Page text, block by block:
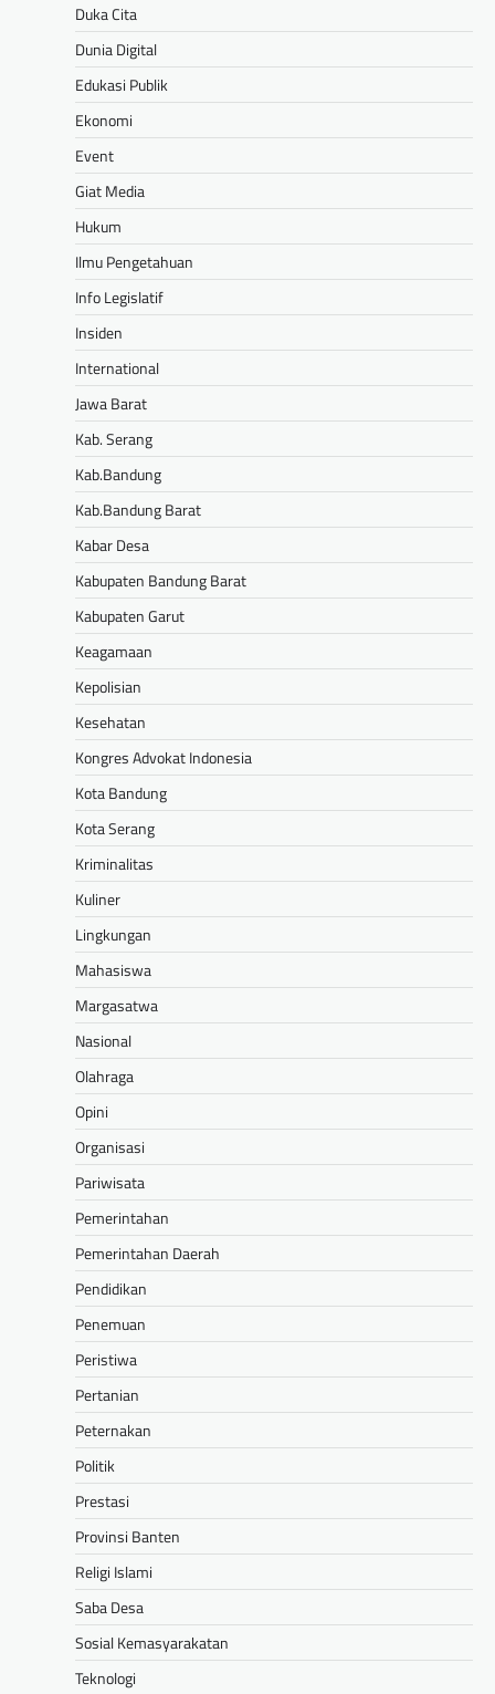
Duka Cita
Dunia Digital
Edukasi Publik
Ekonomi
Event
Giat Media
Hukum
Ilmu Pengetahuan
Info Legislatif
Insiden
International
Jawa Barat
Kab. Serang
Kab.Bandung
Kab.Bandung Barat
Kabar Desa
Kabupaten Bandung Barat
Kabupaten Garut
Keagamaan
Kepolisian
Kesehatan
Kongres Advokat Indonesia
Kota Bandung
Kota Serang
Kriminalitas
Kuliner
Lingkungan
Mahasiswa
Margasatwa
Nasional
Olahraga
Opini
Organisasi
Pariwisata
Pemerintahan
Pemerintahan Daerah
Pendidikan
Penemuan
Peristiwa
Pertanian
Peternakan
Politik
Prestasi
Provinsi Banten
Religi Islami
Saba Desa
Sosial Kemasyarakatan
Teknologi